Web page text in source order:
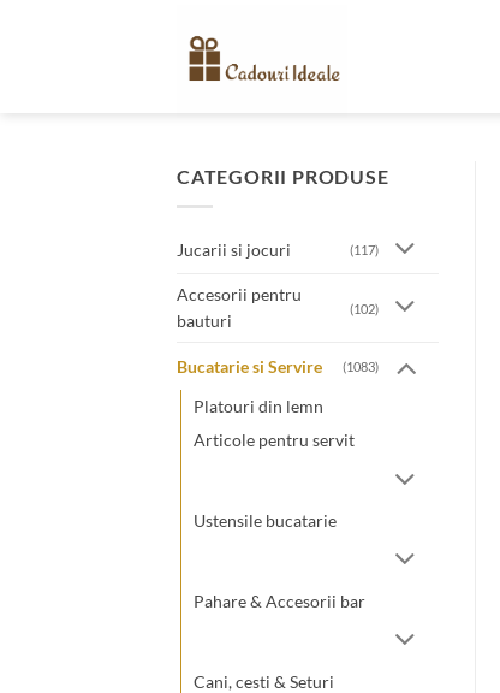
CATEGORII PRODUSE
Jucarii si jocuri (117)
Accesorii pentru
bauturi
(102)
Bucatarie si Servire (1083)
Platouri din lemn
Articole pentru servit
Ustensile bucatarie
Pahare & Accesorii bar
Cani, cesti & Seturi